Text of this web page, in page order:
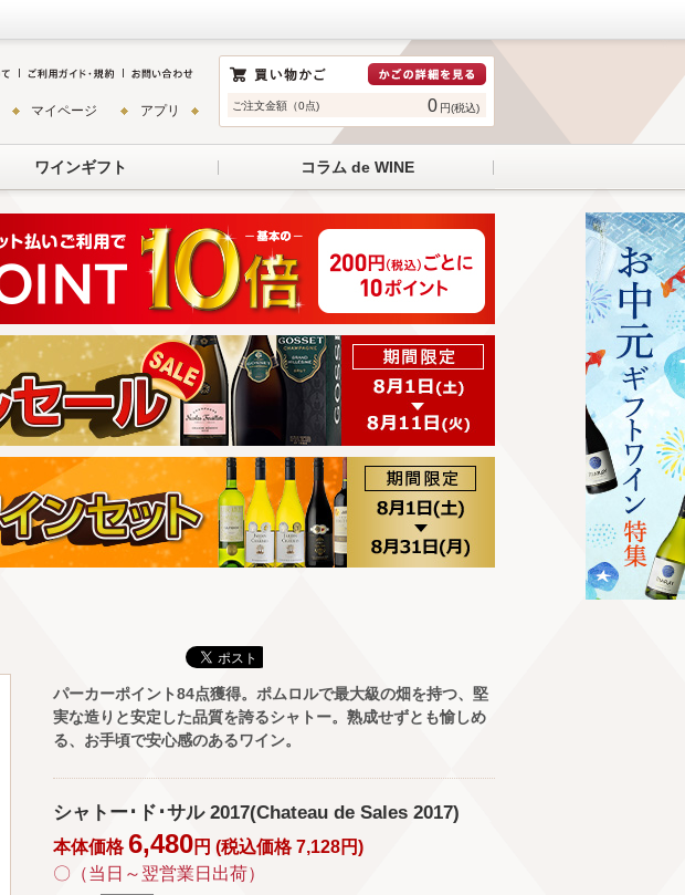
ご注文金額（0点) 0 円(税込)
マイページ アプリ
ワインギフト コラム de WINE
パーカーポイント84点獲得。ポムロルで最大級の畑を持つ、堅
実な造りと安定した品質を誇るシャトー。熟成せずとも愉しめ
る、お手頃で安心感のあるワイン。
シャトー･ド･サル 2017(Chateau de Sales 2017)
本体価格6,480円 (税込価格7,128円)
〇（当日～翌営業日出荷）